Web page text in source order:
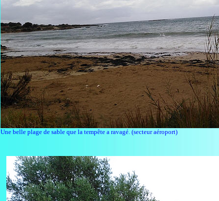
Une belle plage de sable que la tempête a ravagé. (secteur aéroport)